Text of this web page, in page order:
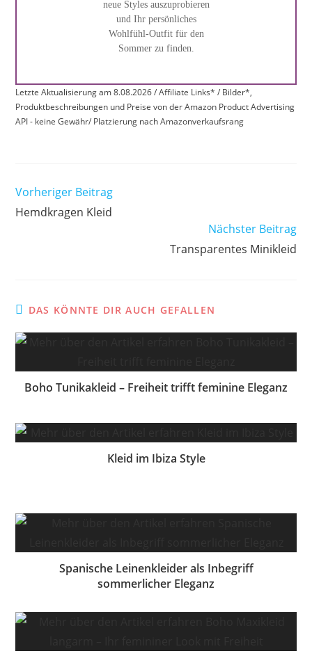
neue Styles auszuprobieren
und Ihr persönliches
Wohlfühl-Outfit für den
Sommer zu finden.
Letzte Aktualisierung am 8.08.2026 / Affiliate Links* / Bilder*,
Produktbeschreibungen und Preise von der Amazon Product Advertising
API - keine Gewähr/ Platzierung nach Amazonverkaufsrang
Weitere
ansehen
Vorheriger Beitrag
Hemdkragen Kleid
Nächster Beitrag
Transparentes Minikleid
DAS KÖNNTE DIR AUCH GEFALLEN
Boho Tunikakleid – Freiheit trifft feminine Eleganz
Kleid im Ibiza Style
Spanische Leinenkleider als Inbegriff
sommerlicher Eleganz